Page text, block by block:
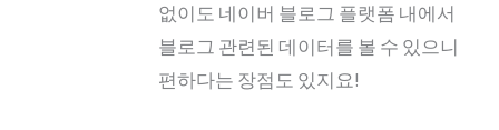
없이도 네이버 블로그 플랫폼 내에서
블로그 관련된 데이터를 볼 수 있으니
편하다는 장점도 있지요!